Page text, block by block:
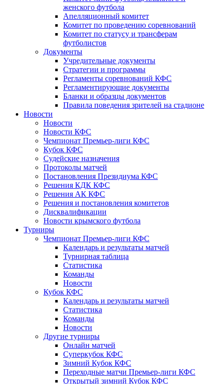
женского футбола
Апелляционный комитет
Комитет по проведению соревнований
Комитет по статусу и трансферам
футболистов
Документы
Учредительные документы
Стратегии и программы
Регламенты соревнований КФС
Регламентирующие документы
Бланки и образцы документов
Правила поведения зрителей на стадионе
Новости
Новости
Новости КФС
Чемпионат Премьер-лиги КФС
Кубок КФС
Судейские назначения
Протоколы матчей
Постановления Президиума КФС
Решения КДК КФС
Решения АК КФС
Решения и постановления комитетов
Дисквалификации
Новости крымского футбола
Турниры
Чемпионат Премьер-лиги КФС
Календарь и результаты матчей
Турнирная таблица
Статистика
Команды
Новости
Кубок КФС
Календарь и результаты матчей
Статистика
Команды
Новости
Другие турниры
Онлайн матчей
Суперкубок КФС
Зимний Кубок КФС
Переходные матчи Премьер-лиги КФС
Открытый зимний Кубок КФС